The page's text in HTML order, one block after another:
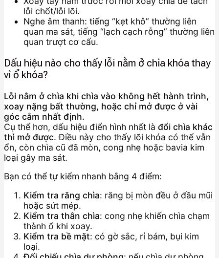
lỗi chốt/lỗi lõi.
Nghe âm thanh: tiếng “kẹt khô” thường liên
quan ma sát, tiếng “lạch cạch rỗng” thường liên
quan trượt cơ cấu.
Dấu hiệu nào cho thấy lỗi nằm ở chìa khóa thay
vì ổ khóa?
Lỗi nằm ở chìa khi chìa vào không hết hành trình,
xoay nặng bất thường, hoặc chỉ mở được ở vài
góc cắm nhất định.
Cụ thể hơn, dấu hiệu điển hình nhất là đổi chìa khác
thì mở được. Điều này cho thấy lõi khóa có thể vẫn
ổn, còn chìa cũ đã mòn, cong nhẹ hoặc bavia kim
loại gây ma sát.
Bạn có thể tự kiểm nhanh bằng 4 điểm:
Kiểm tra răng chìa: răng bị mòn đều ở đầu mũi
hoặc sứt mép.
Kiểm tra thân chìa: cong nhẹ khiến chìa chạm
thành ổ khi xoay.
Kiểm tra bề mặt: có gờ sắc, rỉ bám, bụi kim
loại.